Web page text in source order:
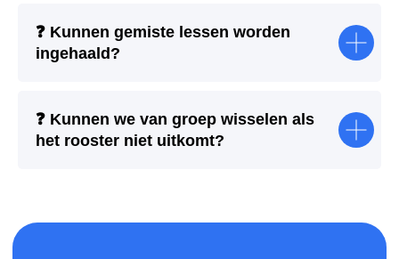
❓ Kunnen gemiste lessen worden
ingehaald?
❓ Kunnen we van groep wisselen als
het rooster niet uitkomt?